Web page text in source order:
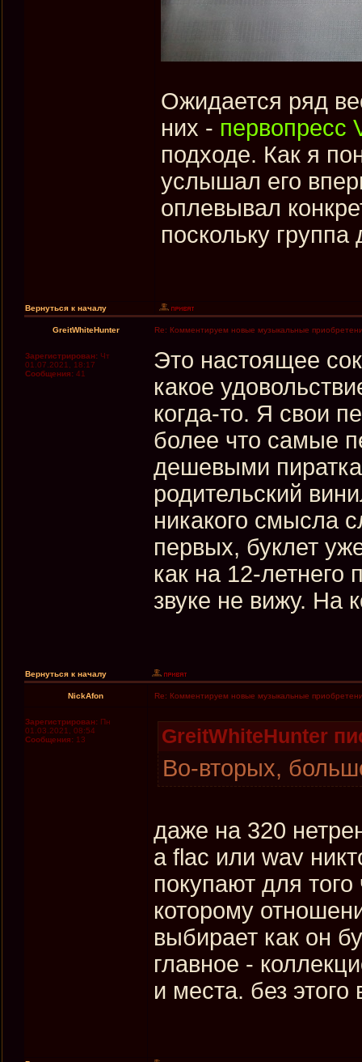
Ожидается ряд
них - первопресс
подходе. Как я
услышал его
оплевывал
поскольку
Вернуться к началу
GreitWhiteHunter Re: Комментируем новые музыкальные
Зарегистрирован: Чт
01.07.2021, 18:17
Сообщения: 41
Это настоящее
какое
когда-то. Я свои
более что самые
дешевыми
родительский
никакого смысла
первых, буклет
как на 12-
звуке не вижу. На
Вернуться к началу
NickAfon Re: Комментируем новые музыкальные
Зарегистрирован: Пн
01.03.2021, 08:54
Сообщения: 13 GreitWhiteHunter
Во-вторых,
даже на 320
а flac или wav
покупают для
которому
выбирает как он
главное -
и места. без